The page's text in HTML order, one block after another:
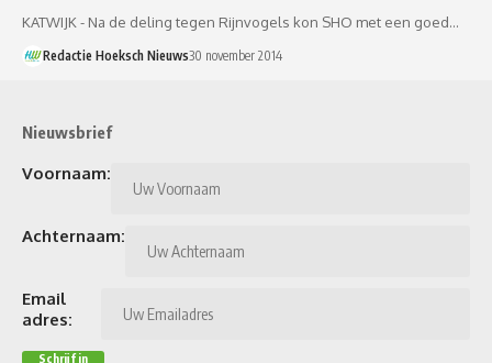
KATWIJK - Na de deling tegen Rijnvogels kon SHO met een goed…
Redactie Hoeksch Nieuws30 november 2014
Nieuwsbrief
Voornaam:
Achternaam:
Email
adres: